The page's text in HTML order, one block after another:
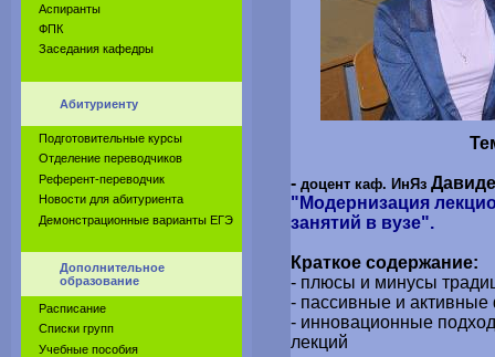
Аспиранты
ФПК
Заседания кафедры
Абитуриенту
Подготовительные курсы
Отделение переводчиков
Референт-переводчик
Новости для абитуриента
Демонстрационные варианты ЕГЭ
Дополнительное
образование
Расписание
Списки групп
Учебные пособия
- доцент каф. ИнЯз
"Модернизация
занятий в вузе".
Краткое содержание:
- плюсы и минусы
- пассивные и
- инновационные
лекций